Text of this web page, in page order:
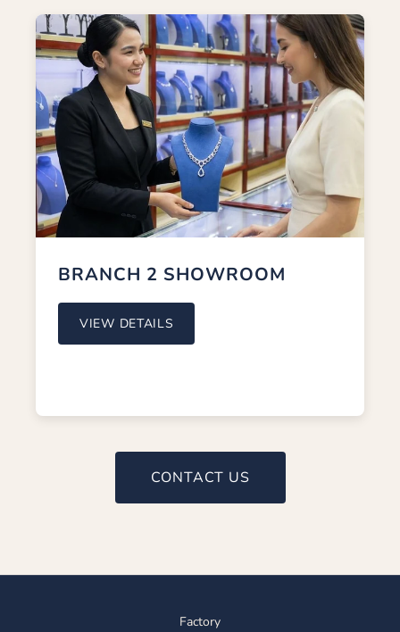
BACK
BRANCH 2 SHOWROOM
VIEW DETAILS
BRANCH 2 SHOWROOM
LOCATION
Shop #4&5, Mohammed Al Ghurair Bldg., Gate 1,
Old Gold Souk, Dubai, U.A.E.
TIMING
Open Everyday: 10:00 AM - 10:00 PM
CONTACT
WHATSAPP
CONTACT US
Factory